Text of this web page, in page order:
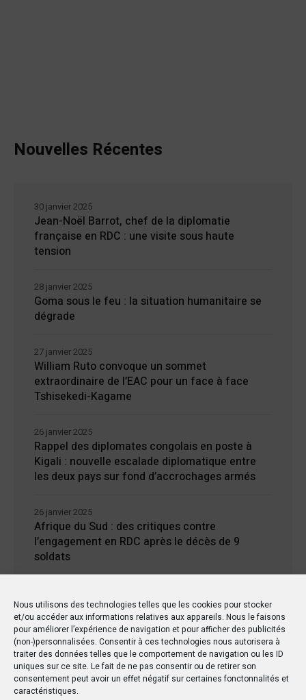
Nous utilisons des technologies telles que les cookies pour stocker
et/ou accéder aux informations relatives aux appareils. Nous le faisons
pour améliorer l’expérience de navigation et pour afficher des publicités
(non-)personnalisées. Consentir à ces technologies nous autorisera à
traiter des données telles que le comportement de navigation ou les ID
uniques sur ce site. Le fait de ne pas consentir ou de retirer son
consentement peut avoir un effet négatif sur certaines fonctonnalités et
caractéristiques.
Nouvelles Récentes
Jean-Noël Barrot, chef de la diplomatie
française en RDC : une visite sous haute
tension
30 janvier 2025
Goma sous le feu : la situation humanitaire se
dégrade
28 janvier 2025
William Ruto convoque un sommet
extraordinaire de l’EAC pour un face à face
Tshisekedi-Kagame
27 janvier 2025
Rappel des diplomates congolais en poste à
Kigali : nouvelle escalade diplomatique entre
les deux pays sur fond d’accrochages armés
26 janvier 2025
Afrique du Sud : des critiques contre
l’engagement en RDC après le décès de 9
soldats
26 janvier 2025
Kisangani : Une ville riche en eaux mais en
manque d’électricité